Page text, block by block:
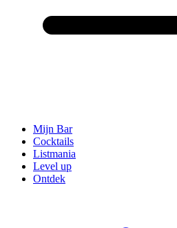
Mijn Bar
Cocktails
Listmania
Level up
Ontdek